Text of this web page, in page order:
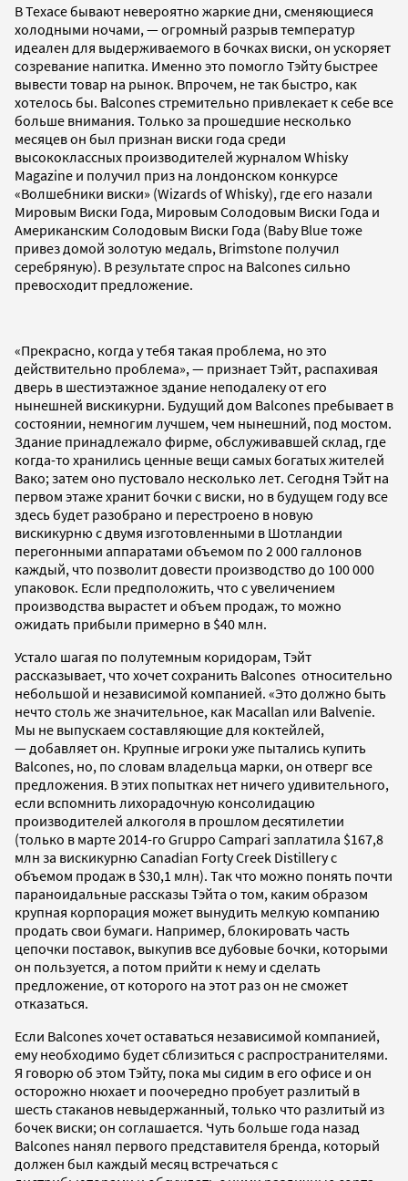
В Техасе бывают невероятно жаркие дни, сменяющиеся
холодными ночами, — огромный разрыв температур
идеален для выдерживаемого в бочках виски, он ускоряет
созревание напитка. Именно это помогло Тэйту быстрее
вывести товар на рынок. Впрочем, не так быстро, как
хотелось бы. Balcones стремительно привлекает к себе все
больше внимания. Только за прошедшие несколько
месяцев он был признан виски года среди
высококлассных производителей журналом Whisky
Magazine и получил приз на лондонском конкурсе
«Волшебники виски» (Wizards of Whisky), где его назали
Мировым Виски Года, Мировым Солодовым Виски Года и
Американским Солодовым Виски Года (Baby Blue тоже
привез домой золотую медаль, Brimstone получил
серебряную). В результате спрос на Balcones сильно
превосходит предложение.
«Прекрасно, когда у тебя такая проблема, но это
действительно проблема», — признает Тэйт, распахивая
дверь в шестиэтажное здание неподалеку от его
нынешней вискикурни. Будущий дом Balcones пребывает в
состоянии, немногим лучшем, чем нынешний, под мостом.
Здание принадлежало фирме, обслуживавшей склад, где
когда-то хранились ценные вещи самых богатых жителей
Вако; затем оно пустовало несколько лет. Сегодня Тэйт на
первом этаже хранит бочки с виски, но в будущем году все
здесь будет разобрано и перестроено в новую
вискикурню с двумя изготовленными в Шотландии
перегонными аппаратами объемом по 2 000 галлонов
каждый, что позволит довести производство до 100 000
упаковок. Если предположить, что с увеличением
производства вырастет и объем продаж, то можно
ожидать прибыли примерно в $40 млн.
Устало шагая по полутемным коридорам, Тэйт
рассказывает, что хочет сохранить Balcones относительно
небольшой и независимой компанией. «Это должно быть
нечто столь же значительное, как Macallan или Balvenie.
Мы не выпускаем составляющие для коктейлей,
— добавляет он. Крупные игроки уже пытались купить
Balcones, но, по словам владельца марки, он отверг все
предложения. В этих попытках нет ничего удивительного,
если вспомнить лихорадочную консолидацию
производителей алкоголя в прошлом десятилетии
(только в марте 2014-го Gruppo Campari заплатила $167,8
млн за вискикурню Canadian Forty Creek Distillery с
объемом продаж в $30,1 млн). Так что можно понять почти
параноидальные рассказы Тэйта о том, каким образом
крупная корпорация может вынудить мелкую компанию
продать свои бумаги. Например, блокировать часть
цепочки поставок, выкупив все дубовые бочки, которыми
он пользуется, а потом прийти к нему и сделать
предложение, от которого на этот раз он не сможет
отказаться.
Если Balcones хочет оставаться независимой компанией,
ему необходимо будет сблизиться с распространителями.
Я говорю об этом Тэйту, пока мы сидим в его офисе и он
осторожно нюхает и поочередно пробует разлитый в
шесть стаканов невыдержанный, только что разлитый из
бочек виски; он соглашается. Чуть больше года назад
Balcones нанял первого представителя бренда, который
должен был каждый месяц встречаться с